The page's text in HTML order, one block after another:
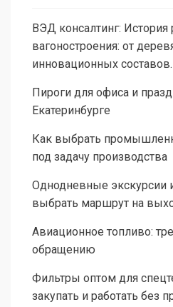
ВЭД консалтинг: История
вагоностроения: от
инновационных составов.
Пироги для офиса и
Екатеринбурге
Как выбрать
под задачу производства
Однодневные экскурсии
выбрать маршрут на
Авиационное топливо:
обращению
Фильтры оптом для
закупать и работать без